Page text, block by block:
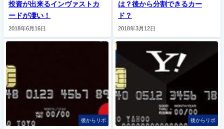
投資が出来るインヴァストカ
ードが凄い！
2018年6月16日
は？後から分割できるカー
ド？
2018年3月12日
後からリボ 後からリボ